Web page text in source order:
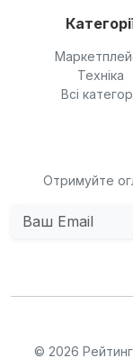
Техніка
Всі
Отримуйте
© 2026 Рейтинг